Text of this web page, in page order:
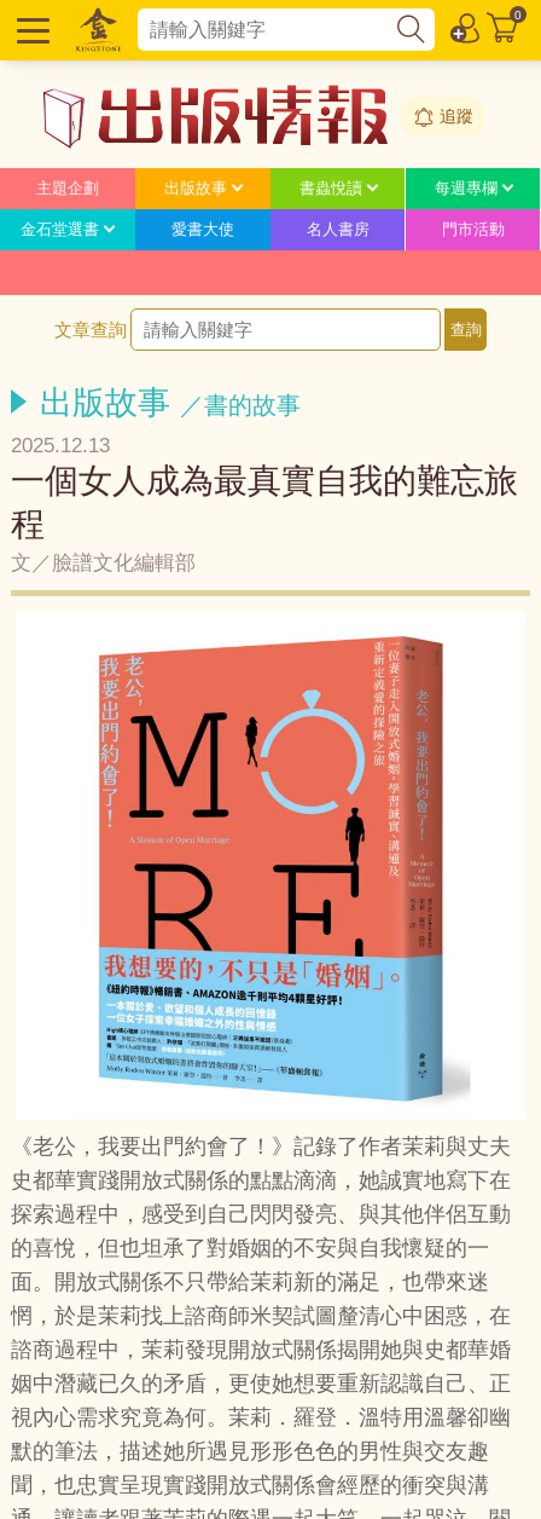
0
追蹤
主題企劃 出版故事 書蟲悅讀 每週專欄
金石堂選書 愛書大使 名人書房 門市活動
文章查詢
出版故事 ／書的故事
2025.12.13
一個女人成為最真實自我的難忘旅
程
文／臉譜文化編輯部
《老公，我要出門約會了！》記錄了作者茉莉與丈夫
史都華實踐開放式關係的點點滴滴，她誠實地寫下在
探索過程中，感受到自己閃閃發亮、與其他伴侶互動
的喜悅，但也坦承了對婚姻的不安與自我懷疑的一
面。開放式關係不只帶給茉莉新的滿足，也帶來迷
惘，於是茉莉找上諮商師米契試圖釐清心中困惑，在
諮商過程中，茉莉發現開放式關係揭開她與史都華婚
姻中潛藏已久的矛盾，更使她想要重新認識自己、正
視內心需求究竟為何。茉莉．羅登．溫特用溫馨卻幽
默的筆法，描述她所遇見形形色色的男性與交友趣
聞，也忠實呈現實踐開放式關係會經歷的衝突與溝